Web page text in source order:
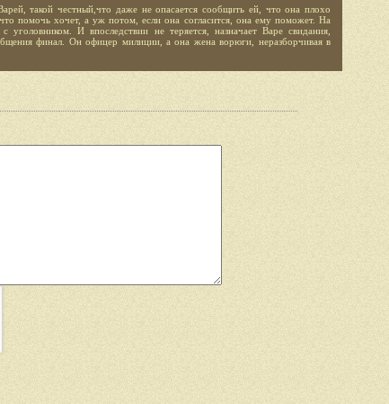
такой честный,что даже не опасается сообщить ей, что она плохо
помочь хочет, а уж потом, если она согласится, она ему поможет. На
И впоследствии не теряется, назначает Варе свидания,
финал. Он офицер милиции, а она жена ворюги, неразборчивая в